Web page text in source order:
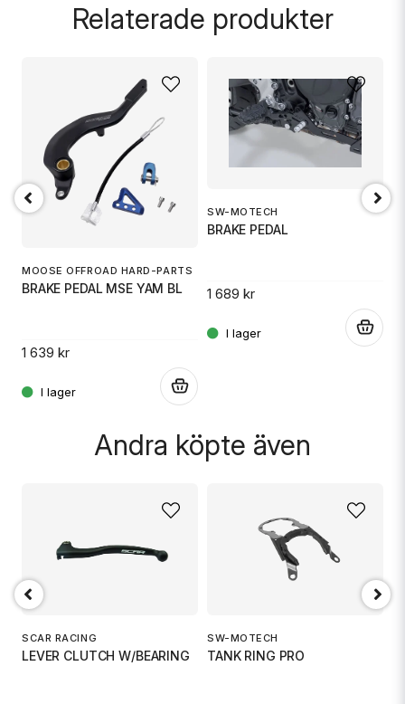
emailMejladress
Ja, ni får publicera min fråga
Skicka fråga
Relaterade produkter
MOOSE OFFROAD HARD-PARTS
BRAKE PEDAL MSE YAM BL
1 639 kr
SW-MOTECH
BRAKE PEDAL
1 689 kr
Andra köpte även
SCAR RACING
LEVER CLUTCH W/BEARING
SW-MOTECH
TANK RING PRO